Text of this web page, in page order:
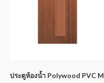
ประตูห้องน้ำ Polywood PVC M